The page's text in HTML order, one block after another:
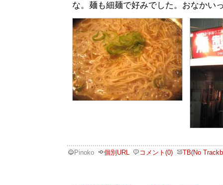
な。麺も細麺で好みでした。おなかい
Pinoko 個別URL コメント(0) TB(No